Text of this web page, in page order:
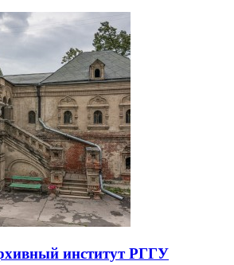
институт РГГУ